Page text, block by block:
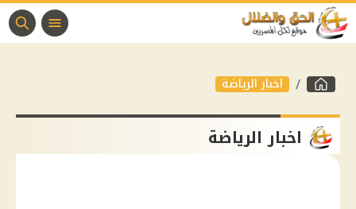
اخبار الرياضة
اخبار الرياضة